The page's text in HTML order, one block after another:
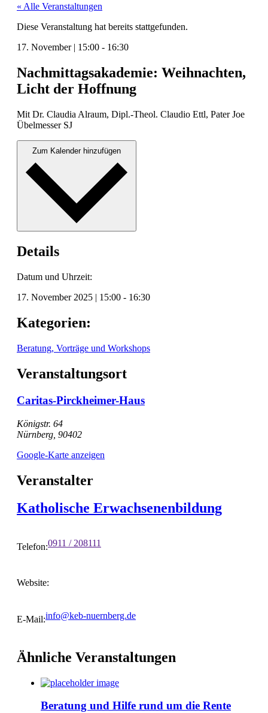
« Alle Veranstaltungen
Diese Veranstaltung hat bereits stattgefunden.
17. November | 15:00 - 16:30
Nachmittagsakademie: Weihnachten,
Licht der Hoffnung
Mit Dr. Clau­dia Alraum, Dipl.-Theol. Clau­dio Ettl, Pater Joe
Übelmess­er SJ
Details
Datum und Uhrzeit:
17. November 2025 | 15:00 - 16:30
Kategorien:
Beratung, Vorträge und Workshops
Veranstaltungsort
Caritas-Pirckheimer-Haus
Königstr. 64
Nürnberg 90402
Google-Karte anzeigen
Veranstalter
Katholische Erwachsenenbildung
Telefon:0911 / 208111
Website:
E-Mail:info@keb-nuernberg.de
Ähnliche Veranstaltungen
Beratung und Hilfe rund um die Rente